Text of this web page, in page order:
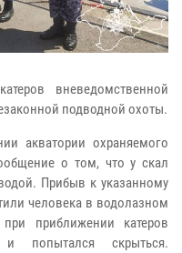
вневедомственной
подводной охоты.
акватории охраняемого
о том, что у скал
Прибыв к указанному
человека в водолазном
приближении катеров
попытался скрыться.